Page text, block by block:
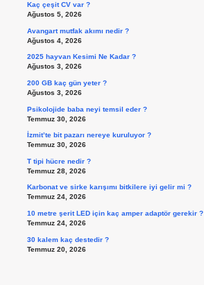
Kaç çeşit CV var ?
Ağustos 5, 2026
Avangart mutfak akımı nedir ?
Ağustos 4, 2026
2025 hayvan Kesimi Ne Kadar ?
Ağustos 3, 2026
200 GB kaç gün yeter ?
Ağustos 3, 2026
Psikolojide baba neyi temsil eder ?
Temmuz 30, 2026
İzmit’te bit pazarı nereye kuruluyor ?
Temmuz 30, 2026
T tipi hücre nedir ?
Temmuz 28, 2026
Karbonat ve sirke karışımı bitkilere iyi gelir mi ?
Temmuz 24, 2026
10 metre şerit LED için kaç amper adaptör gerekir ?
Temmuz 24, 2026
30 kalem kaç destedir ?
Temmuz 20, 2026